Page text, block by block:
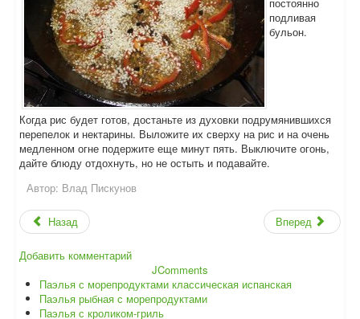
подливая
бульон.
Когда рис будет готов, достаньте из духовки подрумянившихся
перепелок и нектарины. Выложите их сверху на рис и на очень
медленном огне подержите еще минут пять. Выключите огонь,
дайте блюду отдохнуть, но не остыть и подавайте.
Автор: Влад Пискунов
Назад Вперед
Добавить комментарий
JComments
Паэлья с морепродуктами классическая испанская
Паэлья рыбная с морепродуктами
Паэлья с кроликом-гриль